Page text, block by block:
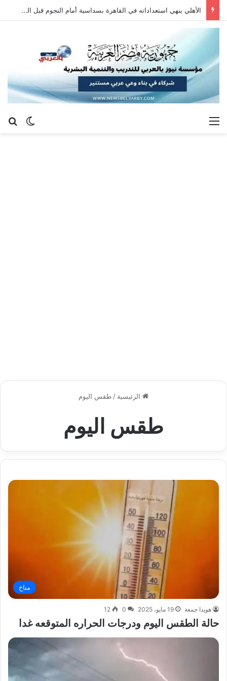
الأهلي ينهي استعداداته في القاهرة بسداسية أمام النجوم قبل السفر إلى إسبانيا
الوضع القائمة
الرئيسية /طقس اليوم
طقس اليوم
مناخ
هويدا جمعة 19 مايو، 2025 0
12
حالة الطقس اليوم ودرجات الحراره المتوقعه غدا